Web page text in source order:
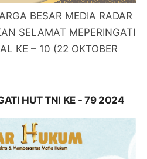
BESAR MEDIA RADAR
SELAMAT MEPERINGATI
KE – 10 (22 OKTOBER
HUT TNI KE - 79 2024